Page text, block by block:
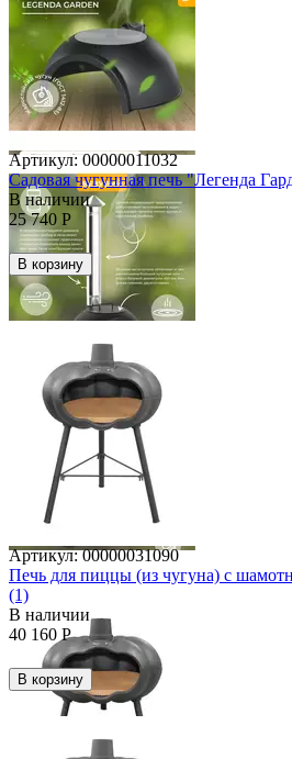
Артикул: 00000011032
Садовая чугунная печь "Легенда
В наличии
25 740 Р
В корзину
Артикул: 00000031090
Печь для пиццы (из чугуна) с
(1)
В наличии
40 160 Р
В корзину